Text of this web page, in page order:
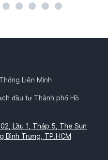
Liên Minh
đầu tư Thành phố Hồ
Lầu 1, Tháp 5, The Sun
Bình Trưng, TP.HCM